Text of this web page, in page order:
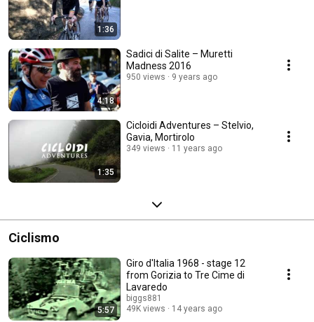
1:36
4:18
Sadici di Salite – Muretti
Madness 2016
950 views 9 years ago
1:35
Cicloidi Adventures – Stelvio,
Gavia, Mortirolo
349 views 11 years ago
Ciclismo
5:57
Giro d'Italia 1968 - stage 12
from Gorizia to Tre Cime di
Lavaredo
biggs881
49K views
14 years ago